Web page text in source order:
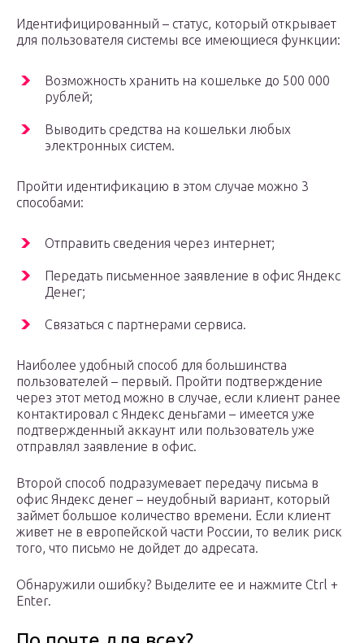
Идентифицированный – статус, который открывает
для пользователя системы все имеющиеся функции:
Возможность хранить на кошельке до 500 000
рублей;
Выводить средства на кошельки любых
электронных систем.
Пройти идентификацию в этом случае можно 3
способами:
Отправить сведения через интернет;
Передать письменное заявление в офис Яндекс
Денег;
Связаться с партнерами сервиса.
Наиболее удобный способ для большинства
пользователей – первый. Пройти подтверждение
через этот метод можно в случае, если клиент ранее
контактировал с Яндекс деньгами – имеется уже
подтвержденный аккаунт или пользователь уже
отправлял заявление в офис.
Второй способ подразумевает передачу письма в
офис Яндекс денег – неудобный вариант, который
займет большое количество времени. Если клиент
живет не в европейской части России, то велик риск
того, что письмо не дойдет до адресата.
Обнаружили ошибку? Выделите ее и нажмите Ctrl +
Enter.